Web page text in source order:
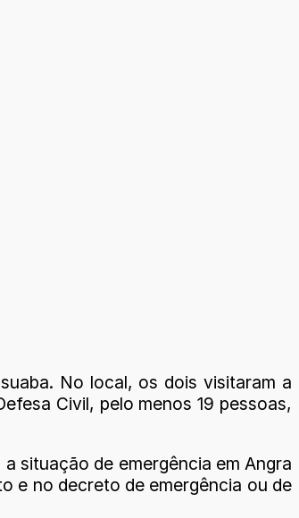
No local, os dois visitaram a
Civil, pelo menos 19 pessoas,
situação de emergência em Angra
e no decreto de emergência ou de